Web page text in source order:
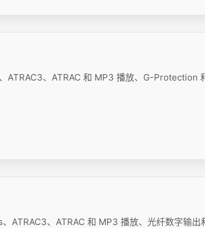
ATRAC3、ATRAC 和 MP3 播放、G-Protection
ATRAC3、ATRAC 和 MP3 播放、光纤数字输出